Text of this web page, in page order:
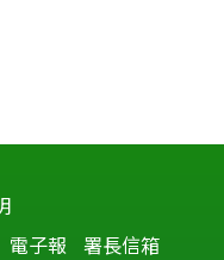
電子報 署長信箱